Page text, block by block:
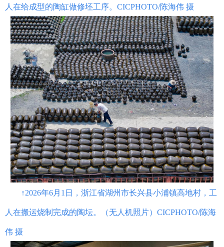
人在给成型的陶缸做修坯工序。CICPHOTO/陈海伟 摄
↑2026年6月1日，浙江省湖州市长兴县小浦镇高地村，工
人在搬运烧制完成的陶坛。（无人机照片）CICPHOTO/陈海
伟 摄